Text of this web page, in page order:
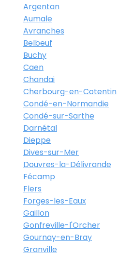
Argentan
Aumale
Avranches
Belbeuf
Buchy
Caen
Chandai
Cherbourg-en-Cotentin
Condé-en-Normandie
Condé-sur-Sarthe
Darnétal
Dieppe
Dives-sur-Mer
Douvres-la-Délivrande
Fécamp
Flers
Forges-les-Eaux
Gaillon
Gonfreville-l'Orcher
Gournay-en-Bray
Granville